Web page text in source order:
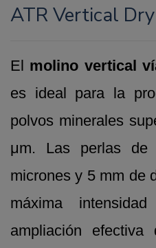
ATR Vertical
El molino vertical
es ideal para la
polvos minerales
μm. Las perlas de
micrones y 5 mm de
máxima
ampliación